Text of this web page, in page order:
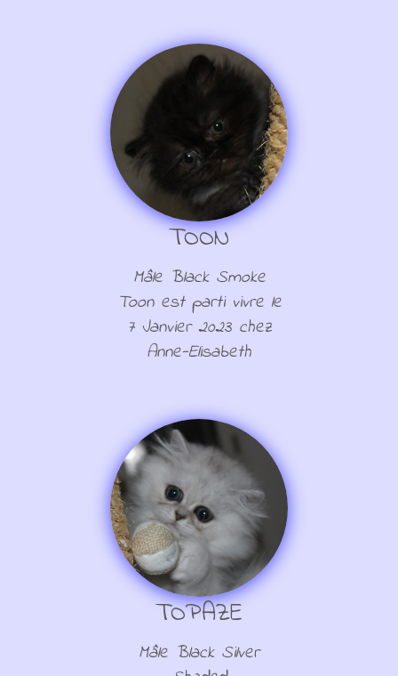
TOON
Mâle Black Smoke
Toon est parti vivre le
7 Janvier 2023 chez
Anne-Elisabeth
TOPAZE
Mâle Black Silver